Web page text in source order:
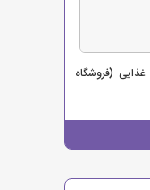
(فروشگاه